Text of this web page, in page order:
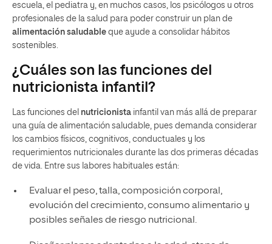
escuela, el pediatra y, en muchos casos, los psicólogos u otros
profesionales de la salud para poder construir un plan de
alimentación saludable que ayude a consolidar hábitos
sostenibles.
¿Cuáles son las funciones del
nutricionista infantil?
Las funciones del nutricionista infantil van más allá de preparar
una guía de alimentación saludable, pues demanda considerar
los cambios físicos, cognitivos, conductuales y los
requerimientos nutricionales durante las dos primeras décadas
de vida. Entre sus labores habituales están:
Evaluar el peso, talla, composición corporal,
evolución del crecimiento, consumo alimentario y
posibles señales de riesgo nutricional.